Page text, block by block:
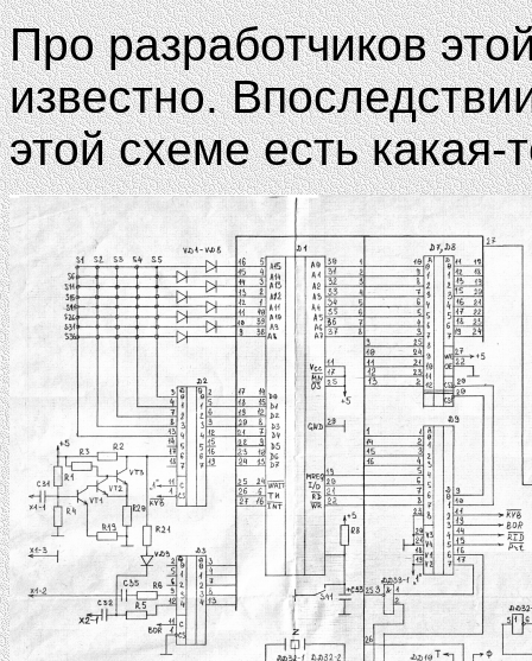
Про разработчиков
известно.
этой схеме есть какая-